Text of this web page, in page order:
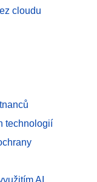
cloudu
technologií
AI